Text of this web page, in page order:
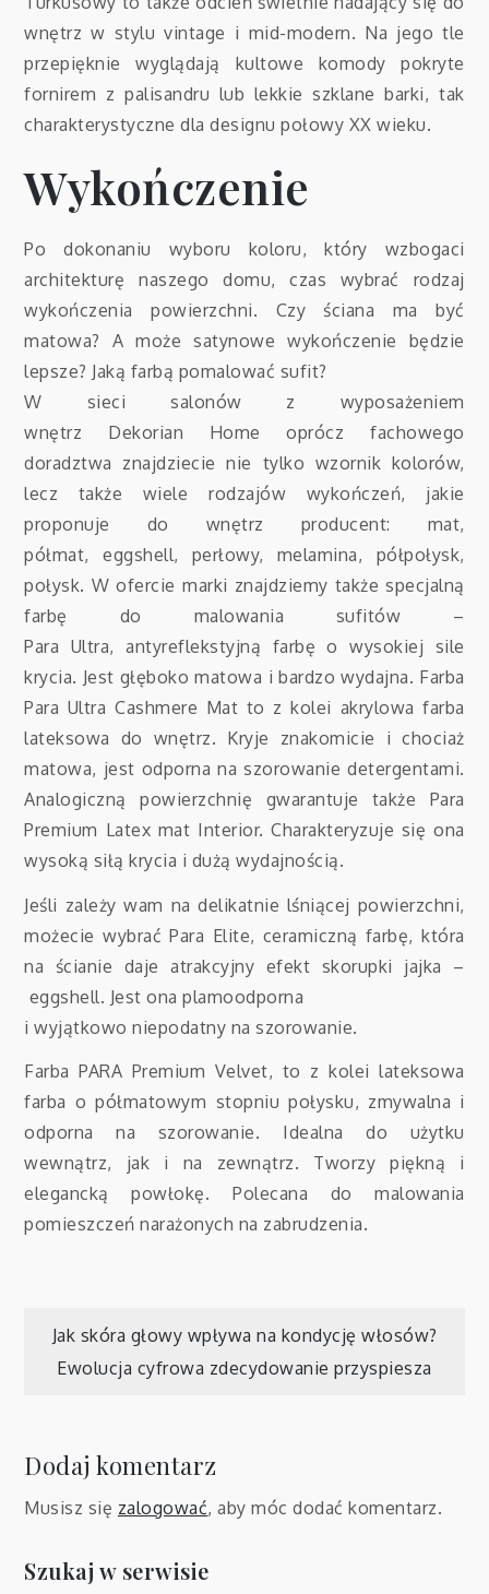
wnętrz w stylu vintage i mid-modern. Na jego tle
przepięknie wyglądają kultowe komody pokryte
fornirem z palisandru lub lekkie szklane barki, tak
charakterystyczne dla designu połowy XX wieku.
Wykończenie
Po dokonaniu wyboru koloru, który wzbogaci
architekturę naszego domu, czas wybrać rodzaj
wykończenia powierzchni. Czy ściana ma być
matowa? A może satynowe wykończenie będzie
lepsze? Jaką farbą pomalować sufit?
W sieci salonów z wyposażeniem
wnętrz Dekorian Home oprócz fachowego
doradztwa znajdziecie nie tylko wzornik kolorów,
lecz także wiele rodzajów wykończeń, jakie
proponuje do wnętrz producent: mat,
półmat, eggshell, perłowy, melamina, półpołysk,
połysk. W ofercie marki znajdziemy także specjalną
farbę do malowania sufitów –
Para Ultra, antyreflekstyjną farbę o wysokiej sile
krycia. Jest głęboko matowa i bardzo wydajna. Farba
Para Ultra Cashmere Mat to z kolei akrylowa farba
lateksowa do wnętrz. Kryje znakomicie i chociaż
matowa, jest odporna na szorowanie detergentami.
Analogiczną powierzchnię gwarantuje także Para
Premium Latex mat Interior. Charakteryzuje się ona
wysoką siłą krycia i dużą wydajnością.
Jeśli zależy wam na delikatnie lśniącej powierzchni,
możecie wybrać Para Elite, ceramiczną farbę, która
na ścianie daje atrakcyjny efekt skorupki jajka –
eggshell. Jest ona plamoodporna
i wyjątkowo niepodatny na szorowanie.
Farba PARA Premium Velvet, to z kolei lateksowa
farba o półmatowym stopniu połysku, zmywalna i
odporna na szorowanie. Idealna do użytku
wewnątrz, jak i na zewnątrz. Tworzy piękną i
elegancką powłokę. Polecana do malowania
pomieszczeń narażonych na zabrudzenia.
Nawigacja
Jak skóra głowy wpływa na kondycję włosów?
Ewolucja cyfrowa zdecydowanie przyspiesza
Dodaj komentarz
Musisz się zalogować, aby móc dodać komentarz.
Szukaj w serwisie